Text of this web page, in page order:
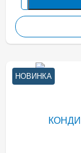
НОВИНКА